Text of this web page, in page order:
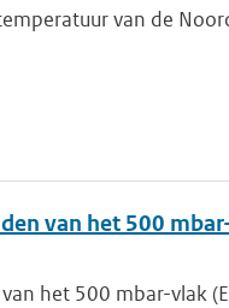
van de
van het 500
het 500 mbar-vlak